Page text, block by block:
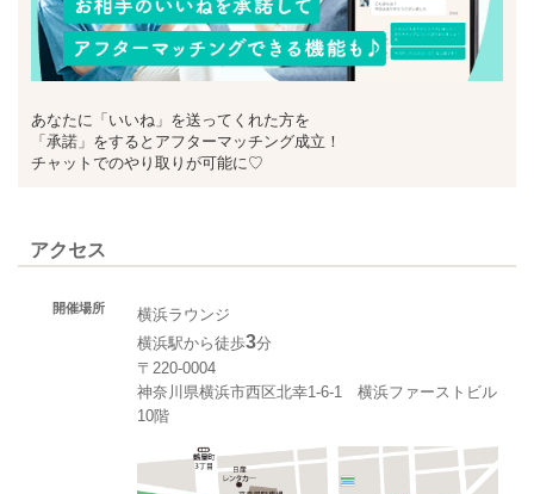
あなたに「いいね」を送ってくれた方を
「承諾」をするとアフターマッチング成立！
チャットでのやり取りが可能に♡
アクセス
開催場所
横浜ラウンジ
横浜駅から徒歩3分
〒220-0004
神奈川県横浜市西区北幸1‐6‐1 横浜ファーストビル
10階